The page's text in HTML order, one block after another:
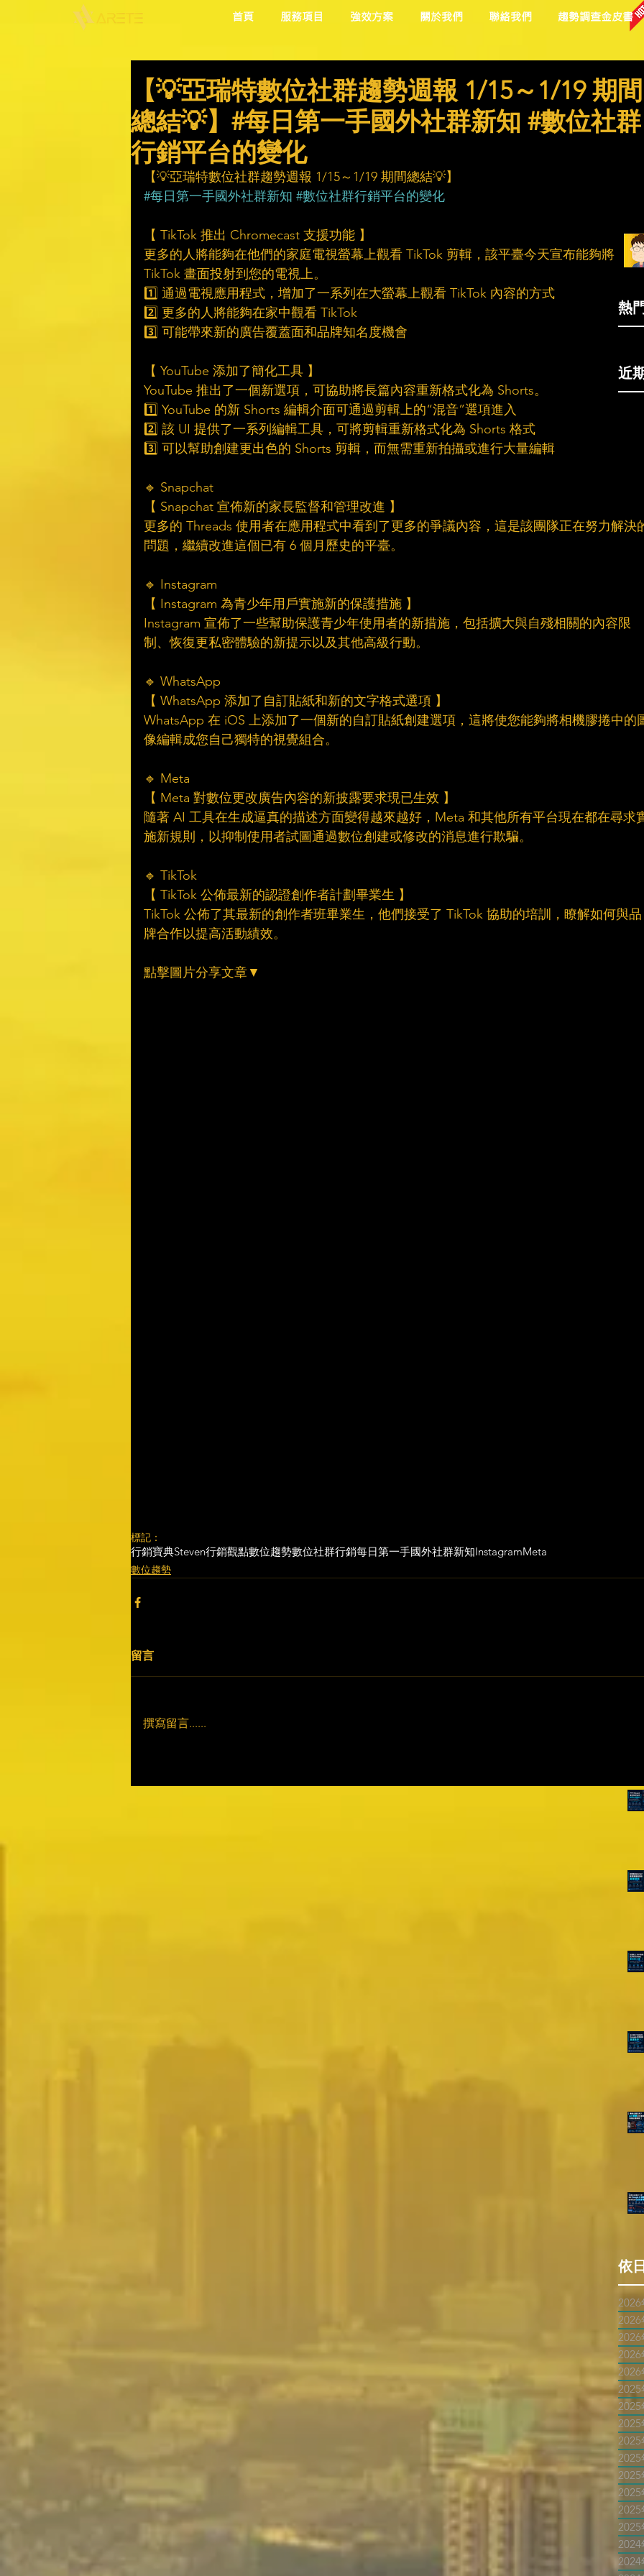
首頁 服務項目 強效方案 關於我們 聯絡我們 趨勢調查金皮書
【💡亞瑞特數位社群趨勢週報 1/15～1/19 期間
總結💡】#每日第一手國外社群新知 #數位社群
行銷平台的變化
【💡亞瑞特數位社群趨勢週報 1/15～1/19 期間總結💡】
#每日第一手國外社群新知 #數位社群行銷平台的變化
【 TikTok 推出 Chromecast 支援功能 】
更多的人將能夠在他們的家庭電視螢幕上觀看 TikTok 剪輯，該平臺今天宣布能夠將
TikTok 畫面投射到您的電視上。
1️⃣ 通過電視應用程式，增加了一系列在大螢幕上觀看 TikTok 內容的方式
2️⃣ 更多的人將能夠在家中觀看 TikTok
3️⃣ 可能帶來新的廣告覆蓋面和品牌知名度機會
【 YouTube 添加了簡化工具 】
YouTube 推出了一個新選項，可協助將長篇內容重新格式化為 Shorts。
1️⃣ YouTube 的新 Shorts 編輯介面可通過剪輯上的“混音”選項進入
2️⃣ 該 UI 提供了一系列編輯工具，可將剪輯重新格式化為 Shorts 格式
3️⃣ 可以幫助創建更出色的 Shorts 剪輯，而無需重新拍攝或進行大量編輯
🔹 Snapchat
【 Snapchat 宣佈新的家長監督和管理改進 】
更多的 Threads 使用者在應用程式中看到了更多的爭議內容，這是該團隊正在努力解決
問題，繼續改進這個已有 6 個月歷史的平臺。
🔹 Instagram
【 Instagram 為青少年用戶實施新的保護措施 】
Instagram 宣佈了一些幫助保護青少年使用者的新措施，包括擴大與自殘相關的內容限
制、恢復更私密體驗的新提示以及其他高級行動。
🔹 WhatsApp
【 WhatsApp 添加了自訂貼紙和新的文字格式選項 】
WhatsApp 在 iOS 上添加了一個新的自訂貼紙創建選項，這將使您能夠將相機膠捲中的
像編輯成您自己獨特的視覺組合。
🔹 Meta
【 Meta 對數位更改廣告內容的新披露要求現已生效 】
隨著 AI 工具在生成逼真的描述方面變得越來越好，Meta 和其他所有平台現在都在尋求
施新規則，以抑制使用者試圖通過數位創建或修改的消息進行欺騙。
🔹 TikTok
【 TikTok 公佈最新的認證創作者計劃畢業生 】
TikTok 公佈了其最新的創作者班畢業生，他們接受了 TikTok 協助的培訓，瞭解如何與品
牌合作以提高活動績效。
點擊圖片分享文章▼
標記：
行銷寶典Steven行銷觀點數位趨勢數位社群行銷每日第一手國外社群新知InstagramMeta
數位趨勢
留言
撰寫留言......
熱
近
依